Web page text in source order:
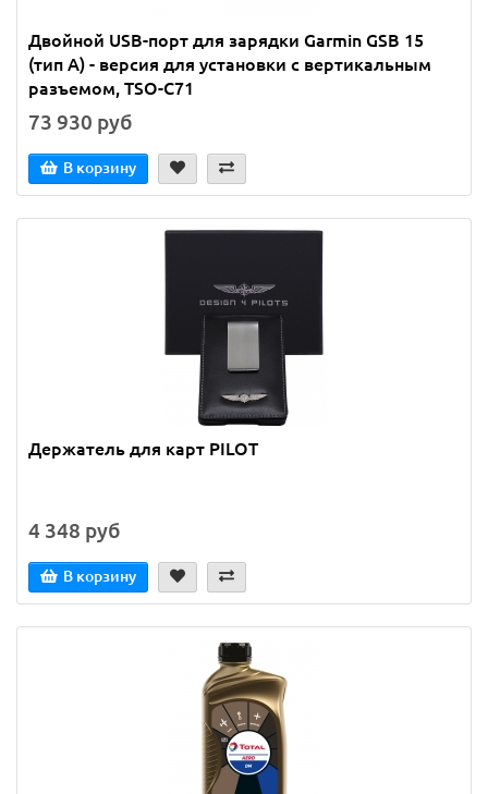
Двойной USB-порт для зарядки Garmin GSB 15
(тип A) - версия для установки с вертикальным
разъемом, TSO-C71
73 930 руб
В корзину
Держатель для карт PILOT
4 348 руб
В корзину